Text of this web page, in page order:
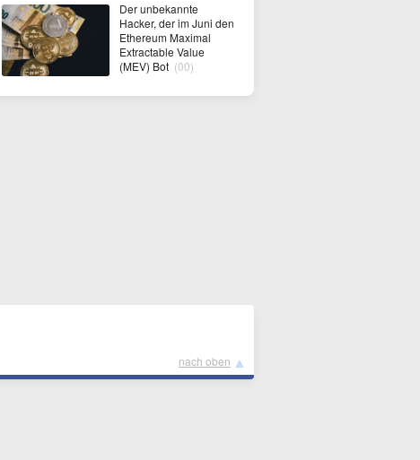
Der unbekannte
Hacker, der im Juni den
Ethereum Maximal
Extractable Value
(MEV) Bot (00)
nach oben ▲